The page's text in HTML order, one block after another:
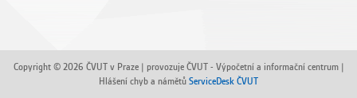
Copyright © 2026 ČVUT v Praze | provozuje ČVUT - Výpočetní a informační centrum |
Hlášení chyb a námětů ServiceDesk ČVUT